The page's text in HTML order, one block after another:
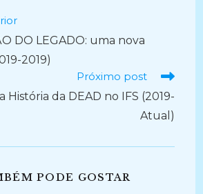
DO LEGADO: uma nova
2019)
Próximo post
História da DEAD no IFS (2019-
Atual)
PODE GOSTAR